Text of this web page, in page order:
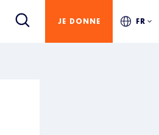
JE DONNE FR